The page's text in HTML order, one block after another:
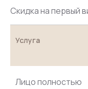
Скидка на первый
Услуга
Лицо полностью